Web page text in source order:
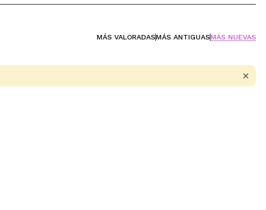
MÁS VALORADASMÁS ANTIGUASMÁS NUEVAS